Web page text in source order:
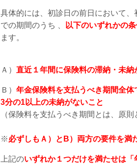
具体的には、初診日の前日において、
での期間のうち 、
以下のいずれかの
ます。
Ａ） 直近１年間に保険料の滞納・未納
Ｂ） 年金保険料を支払うべき期間全体
3分の1以上の未納がないこと
（保険料を支払うべき期間とは、原則
※必ずしもＡ）とB）両方の要件を満
上記のいずれか１つだけを満たせは「